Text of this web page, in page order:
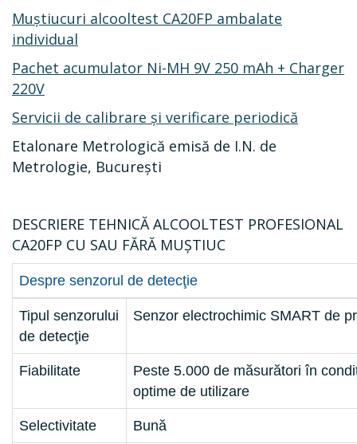
Muștiucuri alcooltest CA20FP ambalate
individual
Pachet acumulator Ni-MH 9V 250 mAh + Charger
220V
Servicii de calibrare și verificare periodică
Etalonare Metrologică emisă de I.N. de
Metrologie, București
DESCRIERE TEHNICĂ ALCOOLTEST PROFESIONAL
CA20FP CU SAU FĂRĂ MUŞTIUC
Despre senzorul de detecţie
Tipul senzorului
de detecţie
Senzor electrochimic SMART de
Fiabilitate
Peste 5.000 de măsurători în
optime de utilizare
Selectivitate Bună